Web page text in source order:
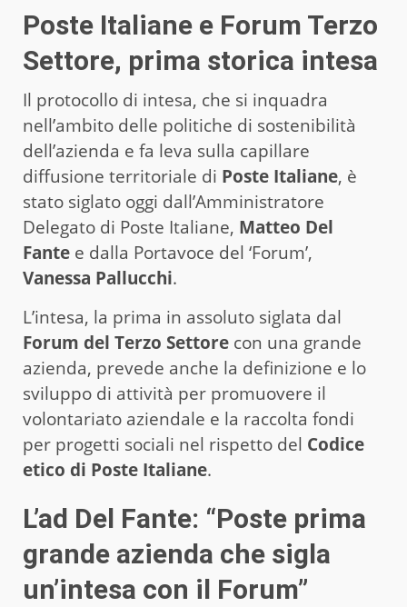
Poste Italiane e Forum Terzo
Settore, prima storica intesa
Il protocollo di intesa, che si inquadra
nell’ambito delle politiche di sostenibilità
dell’azienda e fa leva sulla capillare
diffusione territoriale di Poste Italiane, è
stato siglato oggi dall’Amministratore
Delegato di Poste Italiane, Matteo Del
Fante e dalla Portavoce del ‘Forum’,
Vanessa Pallucchi.
L’intesa, la prima in assoluto siglata dal
Forum del Terzo Settore con una grande
azienda, prevede anche la definizione e lo
sviluppo di attività per promuovere il
volontariato aziendale e la raccolta fondi
per progetti sociali nel rispetto del Codice
etico di Poste Italiane.
L’ad Del Fante: “Poste prima
grande azienda che sigla
un’intesa con il Forum”